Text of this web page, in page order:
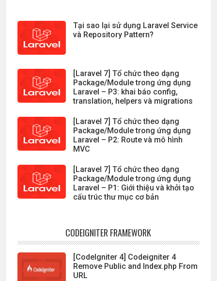
Tại sao lại sử dụng Laravel Service
và Repository Pattern?
[Laravel 7] Tổ chức theo dạng
Package/Module trong ứng dụng
Laravel – P3: khai báo config,
translation, helpers và migrations
[Laravel 7] Tổ chức theo dạng
Package/Module trong ứng dụng
Laravel – P2: Route và mô hình
MVC
[Laravel 7] Tổ chức theo dạng
Package/Module trong ứng dụng
Laravel – P1: Giới thiệu và khởi tạo
cấu trúc thư mục cơ bản
CODEIGNITER FRAMEWORK
[CodeIgniter 4] Codeigniter 4
Remove Public and Index.php From
URL